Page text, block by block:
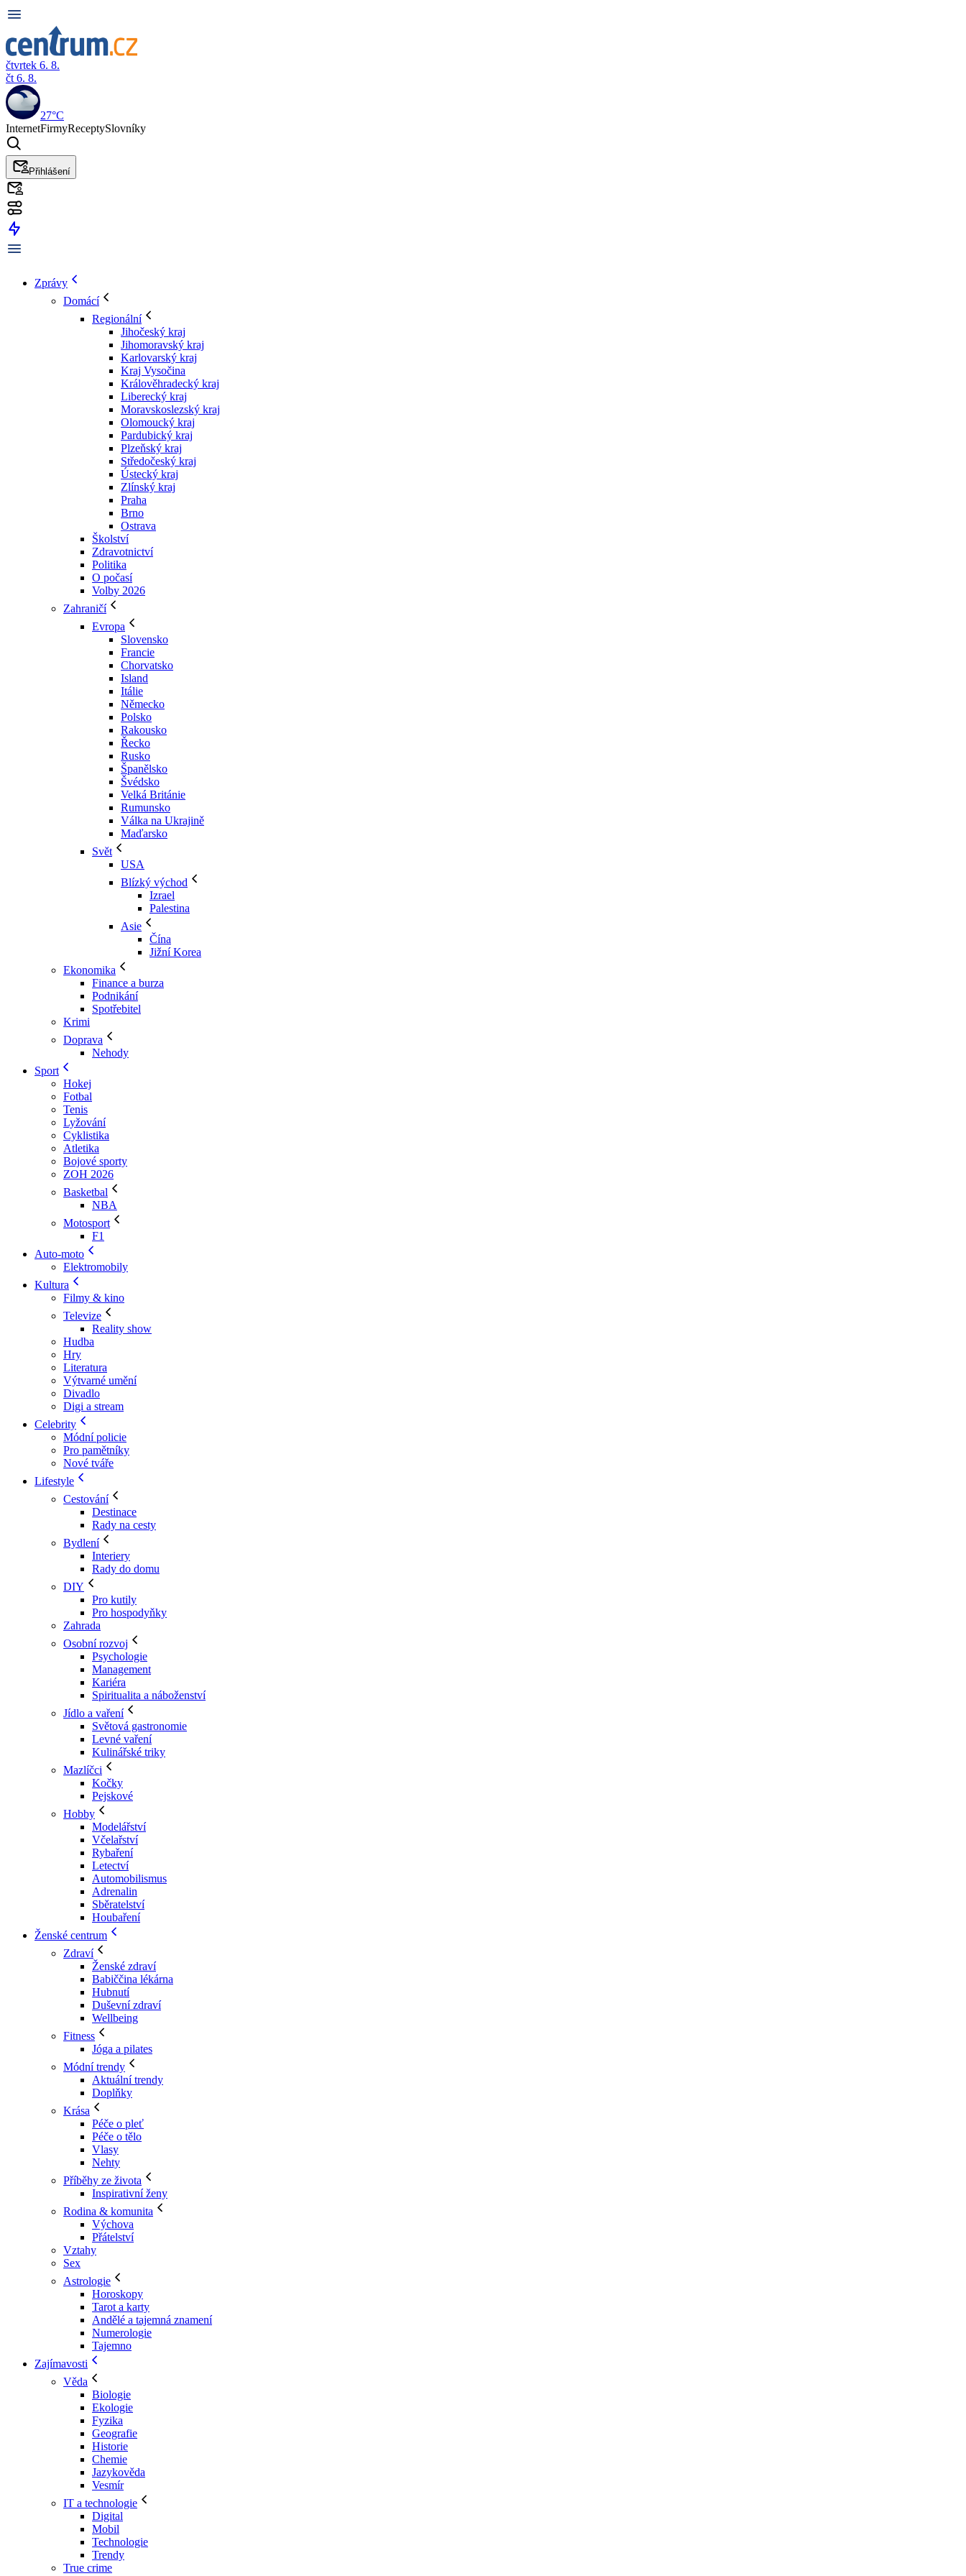
čtvrtek 6. 8.
čt 6. 8.
27°C
InternetFirmyReceptySlovníky
Přihlášení
Zprávy
Domácí
Regionální
Jihočeský kraj
Jihomoravský kraj
Karlovarský kraj
Kraj Vysočina
Králověhradecký kraj
Liberecký kraj
Moravskoslezský kraj
Olomoucký kraj
Pardubický kraj
Plzeňský kraj
Středočeský kraj
Ústecký kraj
Zlínský kraj
Praha
Brno
Ostrava
Školství
Zdravotnictví
Politika
O počasí
Volby 2026
Zahraničí
Evropa
Slovensko
Francie
Chorvatsko
Island
Itálie
Německo
Polsko
Rakousko
Řecko
Rusko
Španělsko
Švédsko
Velká Británie
Rumunsko
Válka na Ukrajině
Maďarsko
Svět
USA
Blízký východ
Izrael
Palestina
Asie
Čína
Jižní Korea
Ekonomika
Finance a burza
Podnikání
Spotřebitel
Krimi
Doprava
Nehody
Sport
Hokej
Fotbal
Tenis
Lyžování
Cyklistika
Atletika
Bojové sporty
ZOH 2026
Basketbal
NBA
Motosport
F1
Auto-moto
Elektromobily
Kultura
Filmy & kino
Televize
Reality show
Hudba
Hry
Literatura
Výtvarné umění
Divadlo
Digi a stream
Celebrity
Módní policie
Pro pamětníky
Nové tváře
Lifestyle
Cestování
Destinace
Rady na cesty
Bydlení
Interiery
Rady do domu
DIY
Pro kutily
Pro hospodyňky
Zahrada
Osobní rozvoj
Psychologie
Management
Kariéra
Spiritualita a náboženství
Jídlo a vaření
Světová gastronomie
Levné vaření
Kulinářské triky
Mazlíčci
Kočky
Pejskové
Hobby
Modelářství
Včelařství
Rybaření
Letectví
Automobilismus
Adrenalin
Sběratelství
Houbaření
Ženské centrum
Zdraví
Ženské zdraví
Babiččina lékárna
Hubnutí
Duševní zdraví
Wellbeing
Fitness
Jóga a pilates
Módní trendy
Aktuální trendy
Doplňky
Krása
Péče o pleť
Péče o tělo
Vlasy
Nehty
Příběhy ze života
Inspirativní ženy
Rodina & komunita
Výchova
Přátelství
Vztahy
Sex
Astrologie
Horoskopy
Tarot a karty
Andělé a tajemná znamení
Numerologie
Tajemno
Zajímavosti
Věda
Biologie
Ekologie
Fyzika
Geografie
Historie
Chemie
Jazykověda
Vesmír
IT a technologie
Digital
Mobil
Technologie
Trendy
True crime